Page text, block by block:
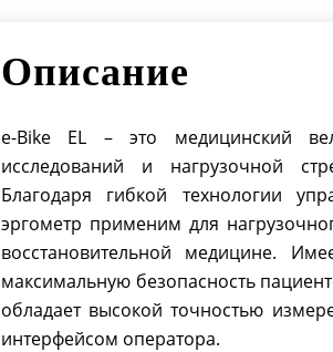
Описание
e-Bike EL – это медицинский
исследований и нагрузочной
Благодаря гибкой технологии
эргометр применим для
восстановительной медицине.
максимальную безопасность
обладает высокой точностью
интерфейсом оператора.